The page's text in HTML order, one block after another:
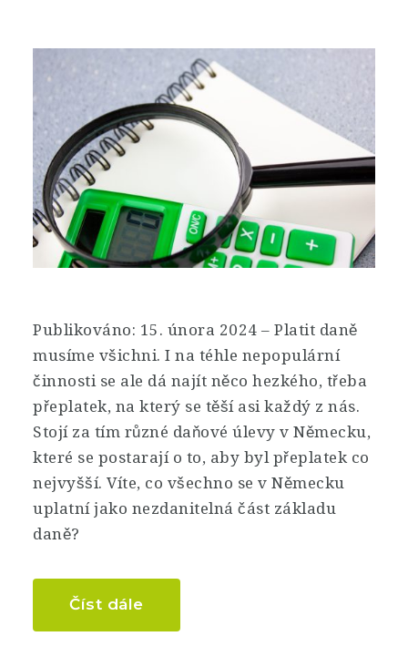
Publikováno: 15. února 2024 – Platit daně
musíme všichni. I na téhle nepopulární
činnosti se ale dá najít něco hezkého, třeba
přeplatek, na který se těší asi každý z nás.
Stojí za tím různé daňové úlevy v Německu,
které se postarají o to, aby byl přeplatek co
nejvyšší. Víte, co všechno se v Německu
uplatní jako nezdanitelná část základu
daně?
Číst dále